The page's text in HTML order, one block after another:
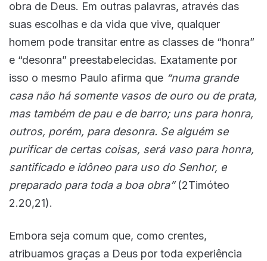
obra de Deus. Em outras palavras, através das
suas escolhas e da vida que vive, qualquer
homem pode transitar entre as classes de “honra”
e “desonra” preestabelecidas. Exatamente por
isso o mesmo Paulo afirma que “numa grande
casa não há somente vasos de ouro ou de prata,
mas também de pau e de barro; uns para honra,
outros, porém, para desonra. Se alguém se
purificar de certas coisas, será vaso para honra,
santificado e idôneo para uso do Senhor, e
preparado para toda a boa obra”(2Timóteo
2.20,21).
Embora seja comum que, como crentes,
atribuamos graças a Deus por toda experiência